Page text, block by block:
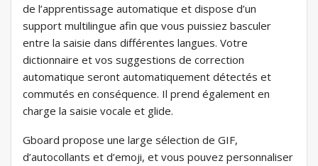
de l’apprentissage automatique et dispose d’un
support multilingue afin que vous puissiez basculer
entre la saisie dans différentes langues. Votre
dictionnaire et vos suggestions de correction
automatique seront automatiquement détectés et
commutés en conséquence. Il prend également en
charge la saisie vocale et glide.
Gboard propose une large sélection de GIF,
d’autocollants et d’emoji, et vous pouvez personnaliser